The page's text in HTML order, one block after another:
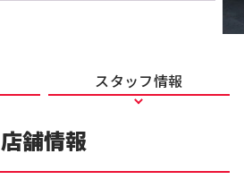
スタッフ情報
店舗情報